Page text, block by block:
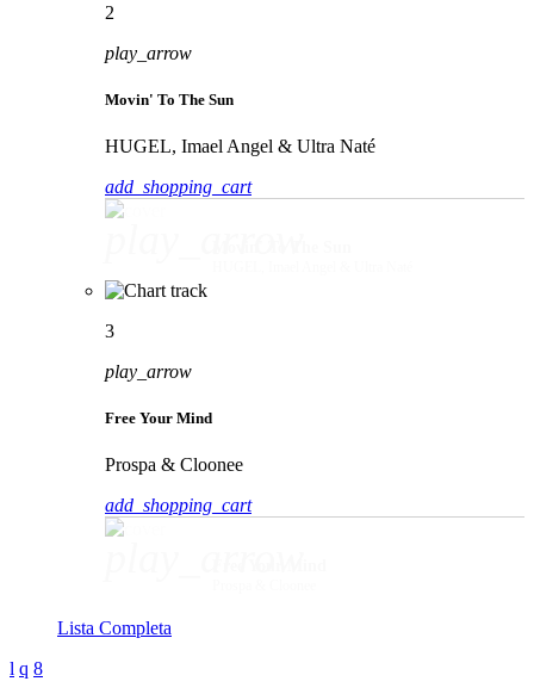
2
play_arrow
Movin' To The Sun
HUGEL, Imael Angel & Ultra Naté
add_shopping_cart
3
play_arrow
Free Your Mind
Prospa & Cloonee
add_shopping_cart
Lista Completa